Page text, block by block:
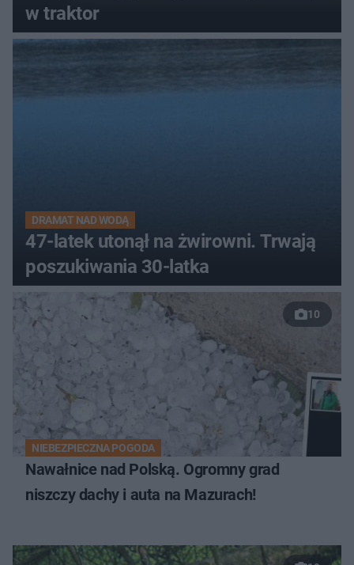
w traktor
DRAMAT NAD WODĄ
47-latek utonął na żwirowni. Trwają
poszukiwania 30-latka
10
NIEBEZPIECZNA POGODA
Nawałnice nad Polską. Ogromny grad
niszczy dachy i auta na Mazurach!